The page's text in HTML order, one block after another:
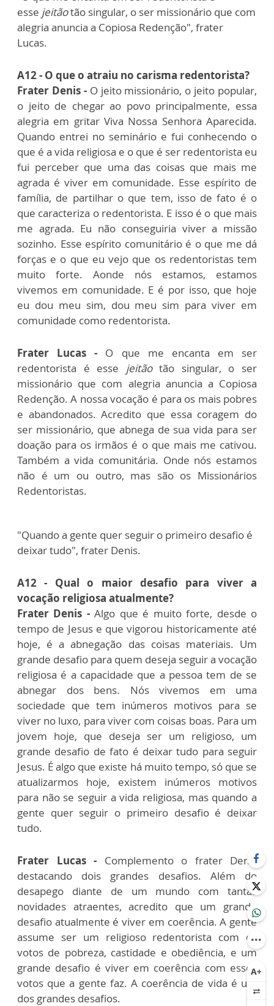
esse jeitãotão singular, o ser missionário que com
alegria anuncia a Copiosa Redenção", frater
Lucas.
A12 - O que o atraiu no carisma redentorista?
Frater Denis -O jeito missionário, o jeito popular,
o jeito de chegar ao povo principalmente, essa
alegria em gritar Viva Nossa Senhora Aparecida.
Quando entrei no seminário e fui conhecendo o
que é a vida religiosa e o que é ser redentorista eu
fui perceber que uma das coisas que mais me
agrada é viver em comunidade. Esse espírito de
família, de partilhar o que tem, isso de fato é o
que caracteriza o redentorista. E isso é o que mais
me agrada. Eu não conseguiria viver a missão
sozinho. Esse espírito comunitário é o que me dá
forças e o que eu vejo que os redentoristas tem
muito forte. Aonde nós estamos, estamos
vivemos em comunidade. E é por isso, que hoje
eu dou meu sim, dou meu sim para viver em
comunidade como redentorista.
Frater Lucas - O que me encanta em ser
redentorista é esse jeitãotão singular, o ser
missionário que com alegria anuncia a Copiosa
Redenção. A nossa vocação é para os mais pobres
e abandonados. Acredito que essa coragem do
ser missionário, que abnega de sua vida para ser
doação para os irmãos é o que mais me cativou.
Também a vida comunitária. Onde nós estamos
não é um ou outro, mas são os Missionários
Redentoristas.
"Quando a gente quer seguir o primeiro desafio é
deixar tudo", frater Denis.
A12 - Qual o maior desafio para viver a
vocação religiosa atualmente?
Frater Denis -Algo que é muito forte, desde o
tempo de Jesus e que vigorou historicamente até
hoje, é a abnegação das coisas materiais. Um
grande desafio para quem deseja seguir a vocação
religiosa é a capacidade que a pessoa tem de se
abnegar dos bens. Nós vivemos em uma
sociedade que tem inúmeros motivos para se
viver no luxo, para viver com coisas boas. Para um
jovem hoje, que deseja ser um religioso, um
grande desafio de fato é deixar tudo para seguir
Jesus. É algo que existe há muito tempo, só que se
atualizarmos hoje, existem inúmeros motivos
para não se seguir a vida religiosa, mas quando a
gente quer seguir o primeiro desafio é deixar
tudo.
Frater Lucas - Complemento o frater Denis
destacando dois grandes desafios. Além do
desapego diante de um mundo com tantas
novidades atraentes, acredito que um grande
desafio atualmente é viver em coerência. A gente
assume ser um religioso redentorista com os
votos de pobreza, castidade e obediência, e um
grande desafio é viver em coerência com esses
votos que a gente faz. A coerência de vida é um
dos grandes desafios.